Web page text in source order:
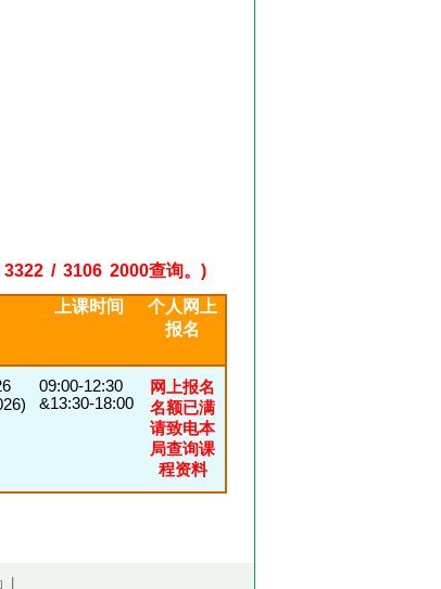
3322 / 3106 2000查询。)
上课时间
个人网上
报名
09:00-12:30
&13:30-18:00
网上报名
名额已满
请致电本
局查询课
程资料